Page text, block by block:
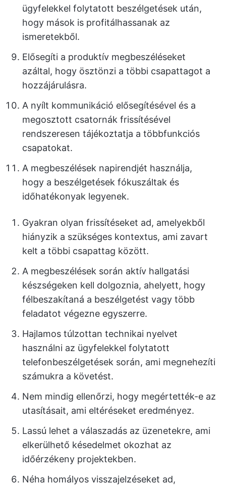
ügyfelekkel folytatott beszélgetések után,
hogy mások is profitálhassanak az
ismeretekből.
Elősegíti a produktív megbeszéléseket
azáltal, hogy ösztönzi a többi csapattagot a
hozzájárulásra.
A nyílt kommunikáció elősegítésével és a
megosztott csatornák frissítésével
rendszeresen tájékoztatja a többfunkciós
csapatokat.
A megbeszélések napirendjét használja,
hogy a beszélgetések fókuszáltak és
időhatékonyak legyenek.
Gyakran olyan frissítéseket ad, amelyekből
hiányzik a szükséges kontextus, ami zavart
kelt a többi csapattag között.
A megbeszélések során aktív hallgatási
készségeken kell dolgoznia, ahelyett, hogy
félbeszakítaná a beszélgetést vagy több
feladatot végezne egyszerre.
Hajlamos túlzottan technikai nyelvet
használni az ügyfelekkel folytatott
telefonbeszélgetések során, ami megnehezíti
számukra a követést.
Nem mindig ellenőrzi, hogy megértették-e az
utasításait, ami eltéréseket eredményez.
Lassú lehet a válaszadás az üzenetekre, ami
elkerülhető késedelmet okozhat az
időérzékeny projektekben.
Néha homályos visszajelzéseket ad,